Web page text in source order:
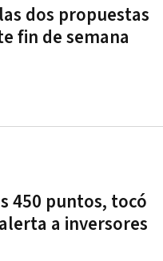
dos propuestas
fin de semana
450 puntos, tocó
a inversores